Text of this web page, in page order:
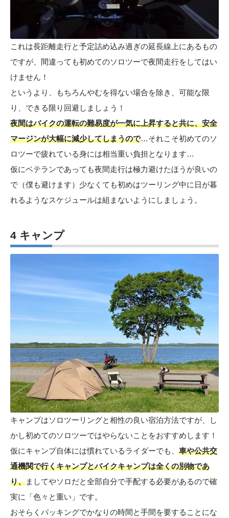
これは長距離走行と予定詰め込み過ぎの延長線上にあるもの
ですが、間違っても初めてのソロツーで夜間走行をしてはい
けません！
というより、もちろんやむを得ない場合を除き、可能な限
り、できる限り回避しましょう！
夜間はバイクの運転の難易度が一気に上昇すると共に、安全
マージンが大幅に減少してしまうので…それこそ初めてのソ
ロツーで疲れている身には相当重い負担となります…
仮にベテランであっても夜間走行は極力避けたほうが良いの
で（僕も避けます）少なくても初めはツーリング中に日が暮
れるようなスケジュールは組まないようにしましょう。
4 キャンプ
キャンプはソロツーリングと相性の良い宿泊方法ですが、し
かし初めてのソロツーではやらないことをおすすめします！
仮にキャンプ自体には慣れているライダーでも、 車や公共交
通機関で行くキャンプとバイクキャンプは全くの別物であ
り、ましてやソロだと全部自分で手配する必要があるので確
実に「色々と重い」です。
おそらくパッキングでかなりの時間と手間を要することにな